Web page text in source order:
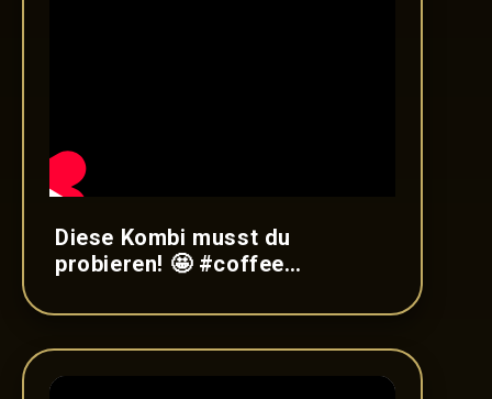
Diese Kombi musst du
probieren! 🤩 #coffee
#satisfying #shorts